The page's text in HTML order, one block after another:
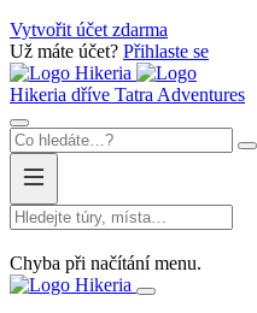
Vytvořit účet zdarma
Už máte účet? Přihlaste se
Hikeria
Hikeria dříve Tatra Adventures
Chyba při načítání menu.
Hikeria